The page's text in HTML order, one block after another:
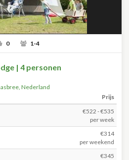
0 1-4
| 4 personen
, Nederland
Prijs
€522 - €535
per week
€314
per weekend
€345